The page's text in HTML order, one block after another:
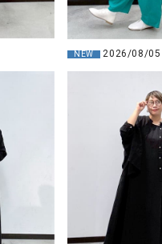
NEW 2026/08/05